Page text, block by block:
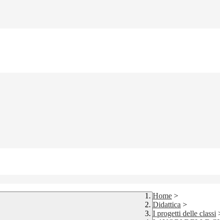
Home >
Didattica >
I progetti delle classi